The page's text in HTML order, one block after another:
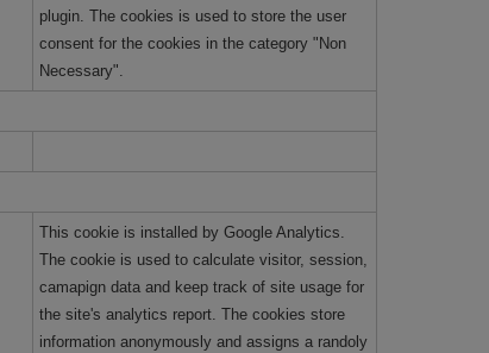
plugin. The cookies is used to store the user
consent for the cookies in the category "Non
Necessary".
This cookie is installed by Google Analytics.
The cookie is used to calculate visitor, session,
camapign data and keep track of site usage for
the site's analytics report. The cookies store
information anonymously and assigns a randoly